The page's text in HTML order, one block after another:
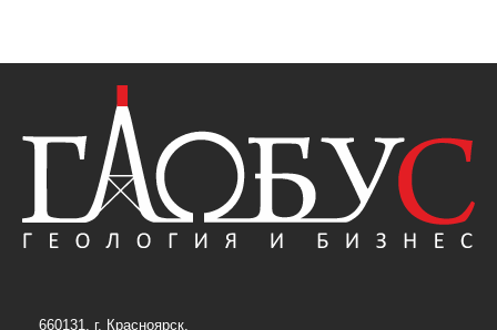
660131, г. Красноярск,